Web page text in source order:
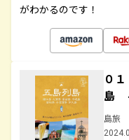
がわかるのです！
０
島
島旅